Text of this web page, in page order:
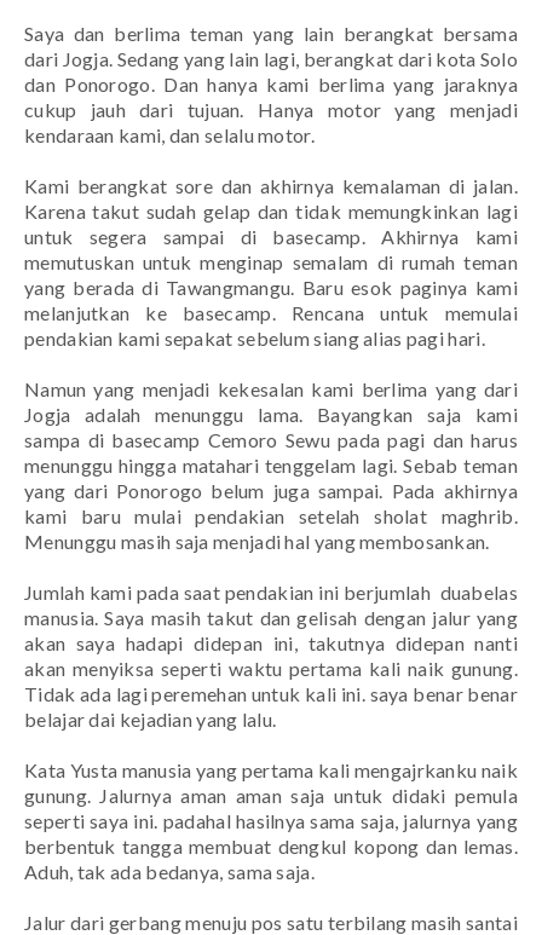
Saya dan berlima teman yang lain berangkat bersama
dari Jogja. Sedang yang lain lagi, berangkat dari kota Solo
dan Ponorogo. Dan hanya kami berlima yang jaraknya
cukup jauh dari tujuan. Hanya motor yang menjadi
kendaraan kami, dan selalu motor.
Kami berangkat sore dan akhirnya kemalaman di jalan.
Karena takut sudah gelap dan tidak memungkinkan lagi
untuk segera sampai di basecamp. Akhirnya kami
memutuskan untuk menginap semalam di rumah teman
yang berada di Tawangmangu. Baru esok paginya kami
melanjutkan ke basecamp. Rencana untuk memulai
pendakian kami sepakat sebelum siang alias pagi hari.
Namun yang menjadi kekesalan kami berlima yang dari
Jogja adalah menunggu lama. Bayangkan saja kami
sampa di basecamp Cemoro Sewu pada pagi dan harus
menunggu hingga matahari tenggelam lagi. Sebab teman
yang dari Ponorogo belum juga sampai. Pada akhirnya
kami baru mulai pendakian setelah sholat maghrib.
Menunggu masih saja menjadi hal yang membosankan.
Jumlah kami pada saat pendakian ini berjumlah duabelas
manusia. Saya masih takut dan gelisah dengan jalur yang
akan saya hadapi didepan ini, takutnya didepan nanti
akan menyiksa seperti waktu pertama kali naik gunung.
Tidak ada lagi peremehan untuk kali ini. saya benar benar
belajar dai kejadian yang lalu.
Kata Yusta manusia yang pertama kali mengajrkanku naik
gunung. Jalurnya aman aman saja untuk didaki pemula
seperti saya ini. padahal hasilnya sama saja, jalurnya yang
berbentuk tangga membuat dengkul kopong dan lemas.
Aduh, tak ada bedanya, sama saja.
Jalur dari gerbang menuju pos satu terbilang masih santai